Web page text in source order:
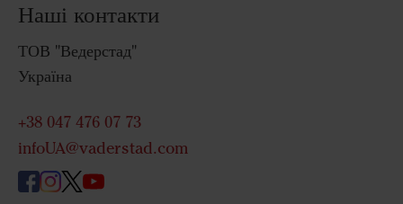
Наші контакти
ТОВ "Ведерстад"
Україна
+38 047 476 07 73
infoUA@vaderstad.com